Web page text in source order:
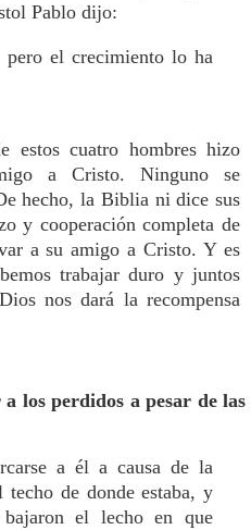
Pablo dijo:
pero el crecimiento lo ha
estos cuatro hombres hizo
a Cristo. Ninguno se
hecho, la Biblia ni dice sus
y cooperación completa de
a su amigo a Cristo. Y es
trabajar duro y juntos
nos dará la recompensa
los perdidos a pesar de las
a él a causa de la
de donde estaba, y
bajaron el lecho en que